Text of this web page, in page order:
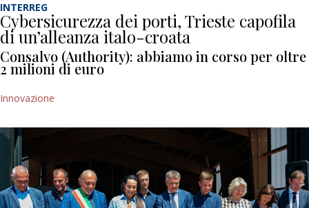
INTERREG
Cybersicurezza dei porti, Trieste capofila
di un’alleanza italo-croata
Consalvo (Authority): abbiamo in corso per oltre
2 milioni di euro
Innovazione